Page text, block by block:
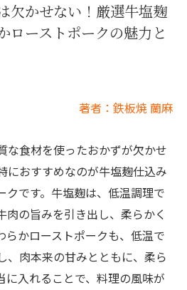
欠かせない！厳選牛塩麹
ローストポークの魅力と
著者：鉄板焼 蘭麻
な食材を使ったおかずが欠かせ
におすすめなのが牛塩麹仕込み
クです。牛塩麹は、低温調理で
肉の旨みを引き出し、柔らかく
らかローストポークも、低温で
、肉本来の甘みとともに、柔ら
に入れることで、料理の風味が